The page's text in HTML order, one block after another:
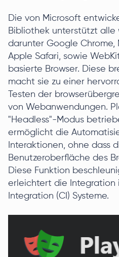
Die von Microsoft
Bibliothek unterstützt alle
darunter Google Chrome,
Apple Safari, sowie
basierte Browser. Diese
macht sie zu einer
Testen der
von Webanwendungen.
"Headless"-Modus
ermöglicht die
Interaktionen, ohne dass
Benutzeroberfläche des
Diese Funktion
erleichtert die Integration
Integration (CI) Systeme.